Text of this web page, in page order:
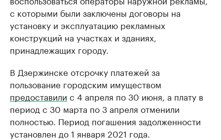
с которыми были заключены договоры на
установку и эксплуатацию рекламных
конструкций на участках и зданиях,
принадлежащих городу.
В Дзержинске отсрочку платежей за
пользование городским имуществом
предоставили с 4 апреля по 30 июня, а плату в
период с 30 марта по 3 апреля отменили
полностью. Период погашения задолженности
установлен до 1 января 2021 года.